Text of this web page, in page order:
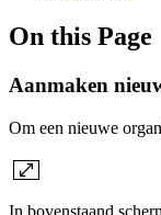
On this Page
Aanmaken
Om een nieuwe
In bovenstaand